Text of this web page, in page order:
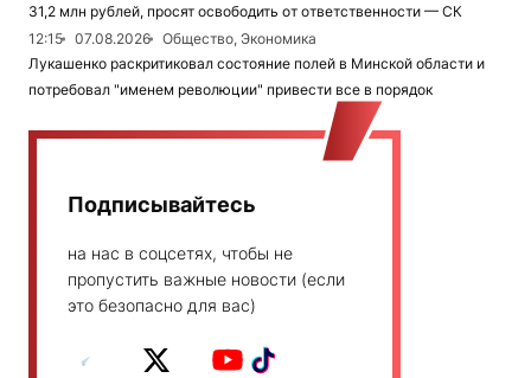
31,2 млн рублей, просят освободить от ответственности — СК
12:15
07.08.2026
Общество, Экономика
Лукашенко раскритиковал состояние полей в Минской области и
потребовал "именем революции" привести все в порядок
Подписывайтесь
на нас в соцсетях, чтобы не
пропустить важные новости (если
это безопасно для вас)